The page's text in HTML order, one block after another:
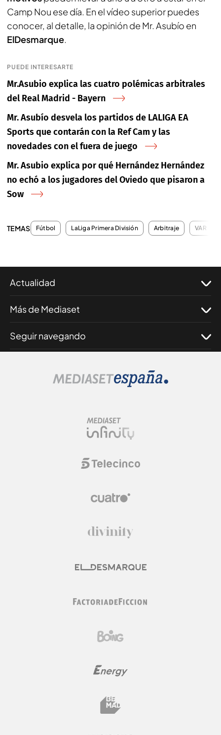
Camp Nou ese día. En el vídeo superior puedes
conocer, al detalle, la opinión de Mr. Asubío en
ElDesmarque.
PUEDE INTERESARTE
Mr.Asubio explica las cuatro polémicas arbitrales
del Real Madrid - Bayern
Mr. Asubío desvela los partidos de LALIGA EA
Sports que contarán con la Ref Cam y las
novedades con el fuera de juego
Mr. Asubio explica por qué Hernández Hernández
no echó a los jugadores del Oviedo que pisaron a
Sow
TEMAS Fútbol LaLiga Primera División Arbitraje VAR
Actualidad
Más de Mediaset
Seguir navegando